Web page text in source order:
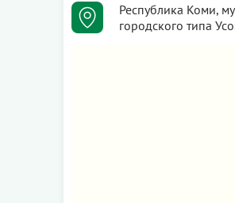
Республика Коми,
городского типа